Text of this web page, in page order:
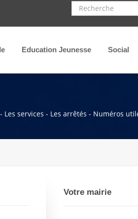
Recherche
Education Jeunesse Social
services - Les arrêtés - Numéros
Votre mairie